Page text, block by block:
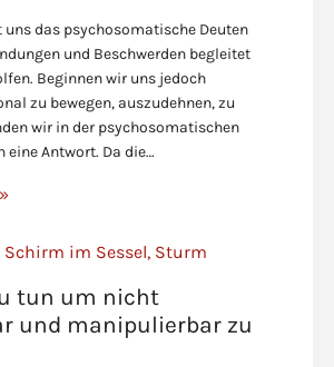
uns das psychosomatische Deuten
und Beschwerden begleitet
Beginnen wir uns jedoch
zu bewegen, auszudehnen, zu
wir in der psychosomatischen
eine Antwort. Da die…
tun um nicht
und manipulierbar zu